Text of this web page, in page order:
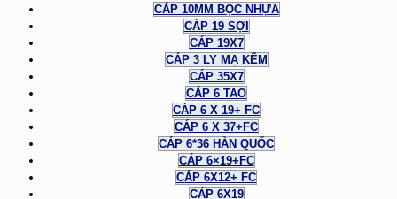
CÁP 10MM BỌC NHỰA
CÁP 19 SỢI
CÁP 19X7
CÁP 3 LY MẠ KẼM
CÁP 35X7
CÁP 6 TAO
CÁP 6 X 19+ FC
CÁP 6 X 37+FC
CÁP 6*36 HÀN QUỐC
CÁP 6×19+FC
CÁP 6X12+ FC
CÁP 6X19